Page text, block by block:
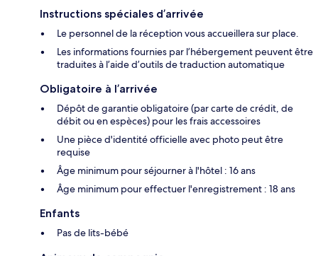
Instructions spéciales d’arrivée
Le personnel de la réception vous accueillera sur place.
Les informations fournies par l’hébergement peuvent être
traduites à l’aide d’outils de traduction automatique
Obligatoire à l’arrivée
Dépôt de garantie obligatoire (par carte de crédit, de
débit ou en espèces) pour les frais accessoires
Une pièce d'identité officielle avec photo peut être
requise
Âge minimum pour séjourner à l'hôtel : 16 ans
Âge minimum pour effectuer l'enregistrement : 18 ans
Enfants
Pas de lits-bébé